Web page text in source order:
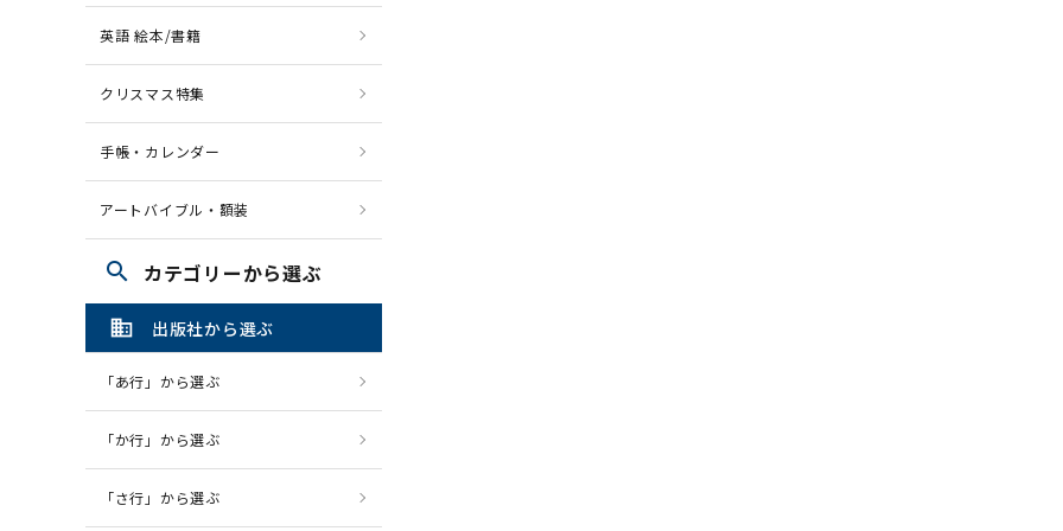
英語 絵本/書籍
クリスマス特集
手帳・カレンダー
アートバイブル・額装
search カテゴリーから選ぶ
domain 出版社から選ぶ
「あ行」から選ぶ
「か行」から選ぶ
「さ行」から選ぶ